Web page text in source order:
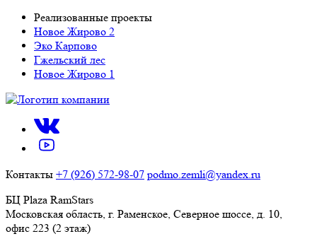
Реализованные проекты
Новое Жирово 2
Эко Карпово
Гжельский лес
Новое Жирово 1
Контакты +7 (926) 572-98-07 podmo.zemli@yandex.ru
БЦ Plaza RamStars
Московская область, г. Раменское, Северное шоссе, д. 10,
офис 223 (2 этаж)